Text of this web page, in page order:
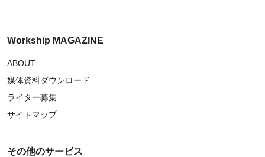
Workship MAGAZINE
ABOUT
媒体資料ダウンロード
ライター募集
サイトマップ
その他のサービス